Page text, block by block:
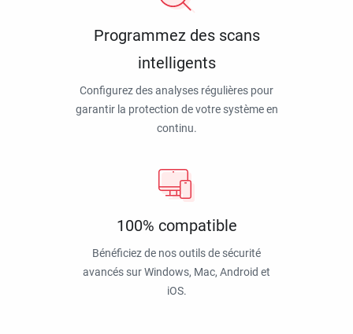
Programmez des scans
intelligents
Configurez des analyses régulières pour
garantir la protection de votre système en
continu.
100% compatible
Bénéficiez de nos outils de sécurité
avancés sur Windows, Mac, Android et
iOS.